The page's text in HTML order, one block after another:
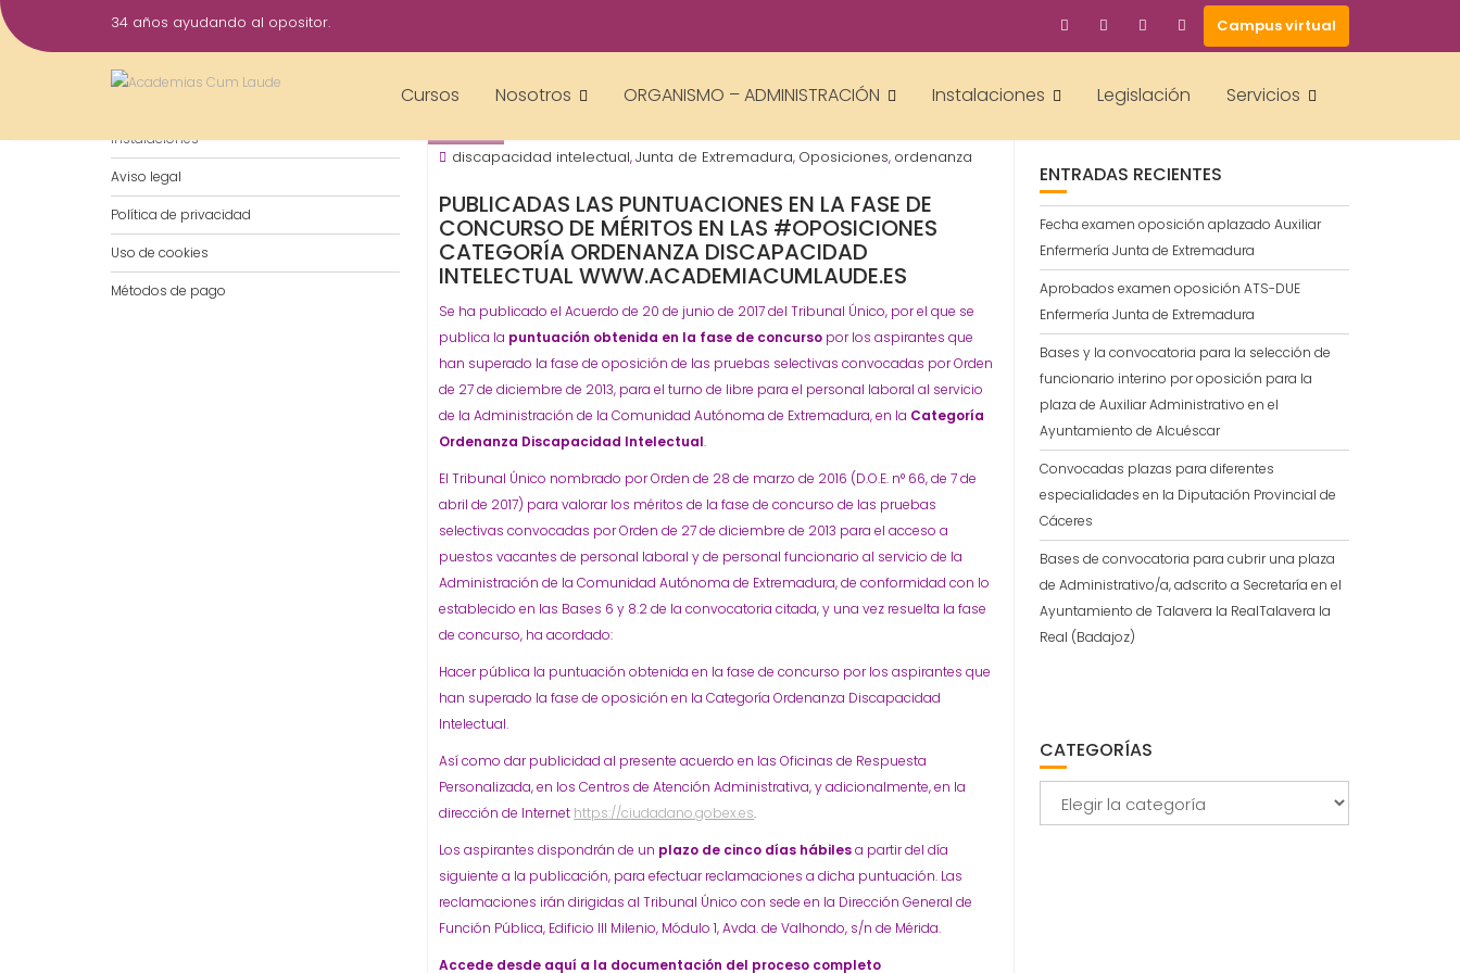
Saltar
al
34 años ayudando al opositor. Campus virtual
Cursos Nosotros ORGANISMO – ADMINISTRACIÓN Instalaciones Legislación Servicios
21 academiacumlaudeoposiciones Prensa
discapacidad intelectual,Junta de Extremadura, Oposiciones, ordenanza
PUBLICADAS LAS PUNTUACIONES EN LA FASE DE
CONCURSO DE MÉRITOS EN LAS #OPOSICIONES
CATEGORÍA ORDENANZA DISCAPACIDAD
INTELECTUAL WWW.ACADEMIACUMLAUDE.ES
Se ha publicado el Acuerdo de 20 de junio de 2017 del Tribunal Único, por el que se
publica la puntuación obtenida en la fase de concurso por los aspirantes que
han superado la fase de oposición de las pruebas selectivas convocadas por Orden
de 27 de diciembre de 2013, para el turno de libre para el personal laboral al servicio
de la Administración de la Comunidad Autónoma de Extremadura, en la Categoría
Ordenanza Discapacidad Intelectual.
El Tribunal Único nombrado por Orden de 28 de marzo de 2016 (D.O.E. n° 66, de 7 de
abril de 2017) para valorar los méritos de la fase de concurso de las pruebas
selectivas convocadas por Orden de 27 de diciembre de 2013 para el acceso a
puestos vacantes de personal laboral y de personal funcionario al servicio de la
Administración de la Comunidad Autónoma de Extremadura, de conformidad con lo
establecido en las Bases 6 y 8.2 de la convocatoria citada, y una vez resuelta la fase
de concurso, ha acordado:
Hacer pública la puntuación obtenida en la fase de concurso por los aspirantes que
han superado la fase de oposición en la Categoría Ordenanza Discapacidad
Intelectual.
Así como dar publicidad al presente acuerdo en las Oficinas de Respuesta
Personalizada, en los Centros de Atención Administrativa, y adicionalmente, en la
dirección de Internet https://ciudadano.gobex.es.
Los aspirantes dispondrán de un plazo de cinco días hábilesa partir del día
siguiente a la publicación, para efectuar reclamaciones a dicha puntuación. Las
reclamaciones irán dirigidas al Tribunal Único con sede en la Dirección General de
Función Pública, Edificio III Milenio, Módulo 1, Avda. de Valhondo, s/n de Mérida.
Accede desde aquí a la documentación del proceso completo
Instalaciones
Aviso legal
Política de privacidad
Uso de cookies
Métodos de pago
ENTRADAS RECIENTES
Fecha examen oposición aplazado Auxiliar
Enfermería Junta de Extremadura
Aprobados examen oposición ATS-DUE
Enfermería Junta de Extremadura
Bases y la convocatoria para la selección de
funcionario interino por oposición para la
plaza de Auxiliar Administrativo en el
Ayuntamiento de Alcuéscar
Convocadas plazas para diferentes
especialidades en la Diputación Provincial de
Cáceres
Bases de convocatoria para cubrir una plaza
de Administrativo/a, adscrito a Secretaría en el
Ayuntamiento de Talavera la RealTalavera la
Real (Badajoz)
CATEGORÍAS